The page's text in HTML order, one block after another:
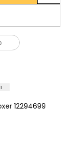
12294699